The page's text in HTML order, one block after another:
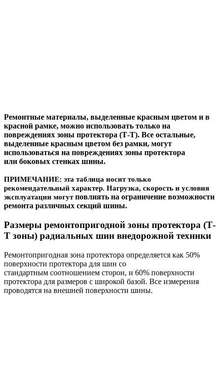
Ремонтные материалы, выделенные красным цветом и в
красной рамке, можно использовать только на
повреждениях зоны протектора (Т-Т). Все остальные,
выделенные красным цветом без рамки, могут
использоваться на повреждениях зоны протектора
или боковых стенках шины.
ПРИМЕЧАНИЕ: эта таблица носит только
рекомендательный характер. Нагрузка, скорость и условия
эксплуатации могутповлиять на ограничение возможности
ремонта различных секций шины.
Размеры ремонтопригодной зоны протектора (Т-
Т зоны) радиальных шин внедорожной техники
Ремонтопригодная зона протектора определяется как 50%
поверхности протектора для шин со
стандартным соотношением сторон, и 60% поверхности
протектора для размеров с широкой базой. Все измерения
проводятся на внешней поверхности шины.